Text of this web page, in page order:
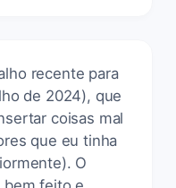
recente para
de 2024), que
coisas mal
que eu tinha
O